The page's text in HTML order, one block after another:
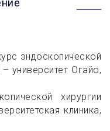
эндоскопической
университет Огайо,
хирургии
клиника,